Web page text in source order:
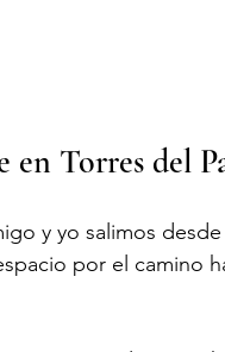
en Torres del
y yo salimos
por el camino